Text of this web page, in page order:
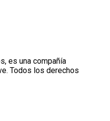
es una compañía
Todos los derechos